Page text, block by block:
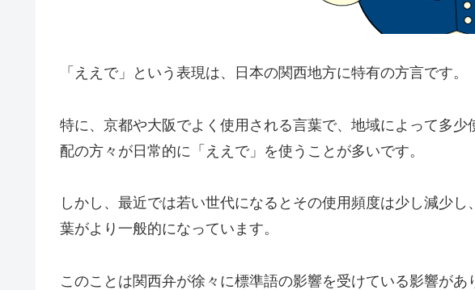
「ええで」という表現は、日本の関西地方に特有の方言です。
特に、京都や大阪でよく使用される言葉で、地域によって多
配の方々が日常的に「ええで」を使うことが多いです。
しかし、最近では若い世代になるとその使用頻度は少し減少
葉がより一般的になっています。
このことは関西弁が徐々に標準語の影響を受けている影響があ